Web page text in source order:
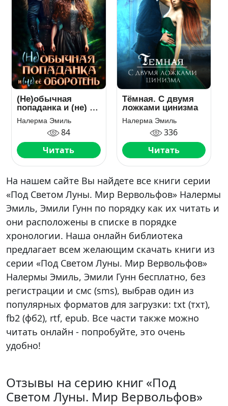
(Не)обычная
попаданка и (не) ее
оборотень
Налерма Эмиль
84
Читать
Тёмная. С двумя
ложками цинизма
Налерма Эмиль
336
Читать
На нашем сайте Вы найдете все книги серии
«Под Светом Луны. Мир Вервольфов» Налермы
Эмиль, Эмили Гунн по порядку как их читать и
они расположены в списке в порядке
хронологии. Наша онлайн библиотека
предлагает всем желающим скачать книги из
серии «Под Светом Луны. Мир Вервольфов»
Налермы Эмиль, Эмили Гунн бесплатно, без
регистрации и смс (sms), выбрав один из
популярных форматов для загрузки: txt (тхт),
fb2 (фб2), rtf, epub. Все части также можно
читать онлайн - попробуйте, это очень
удобно!
Отзывы на серию книг «Под
Светом Луны. Мир Вервольфов»